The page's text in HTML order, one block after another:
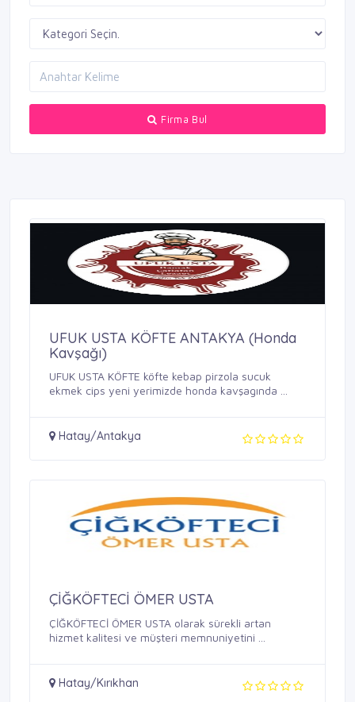
Firma Bul
UFUK USTA KÖFTE ANTAKYA (Honda
Kavşağı)
UFUK USTA KÖFTE köfte kebap pirzola sucuk
ekmek cips yeni yerimizde honda kavşagında ...
Hatay/Antakya
ÇİĞKÖFTECİ ÖMER USTA
ÇİĞKÖFTECİ ÖMER USTA olarak sürekli artan
hizmet kalitesi ve müşteri memnuniyetini ...
Hatay/Kırıkhan